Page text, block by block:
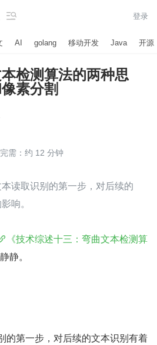
 登录
AI golang 移动开发 Java 开源
检测算法的两种思
素分割
需：约 12 分钟
读取识别的第一步，对后续的
响。
《技术综述十三：弯曲文本检测算
静。
的第一步，对后续的文本识别有着